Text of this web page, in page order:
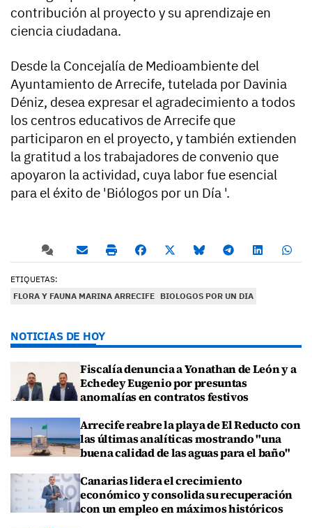
contribución al proyecto y su aprendizaje en
ciencia ciudadana.
Desde la Concejalía de Medioambiente del
Ayuntamiento de Arrecife, tutelada por Davinia
Déniz, desea expresar el agradecimiento a todos
los centros educativos de Arrecife que
participaron en el proyecto, y también extienden
la gratitud a los trabajadores de convenio que
apoyaron la actividad, cuya labor fue esencial
para el éxito de 'Biólogos por un Día '.
ETIQUETAS:
FLORA Y FAUNA MARINA ARRECIFE BIOLOGOS POR UN DIA
NOTICIAS DE HOY
Fiscalía denuncia a Yonathan de León y a
Echedey Eugenio por presuntas
anomalías en contratos festivos
Arrecife reabre la playa de El Reducto con
las últimas analíticas mostrando "una
buena calidad de las aguas para el baño"
Canarias lidera el crecimiento
económico y consolida su recuperación
con un empleo en máximos históricos